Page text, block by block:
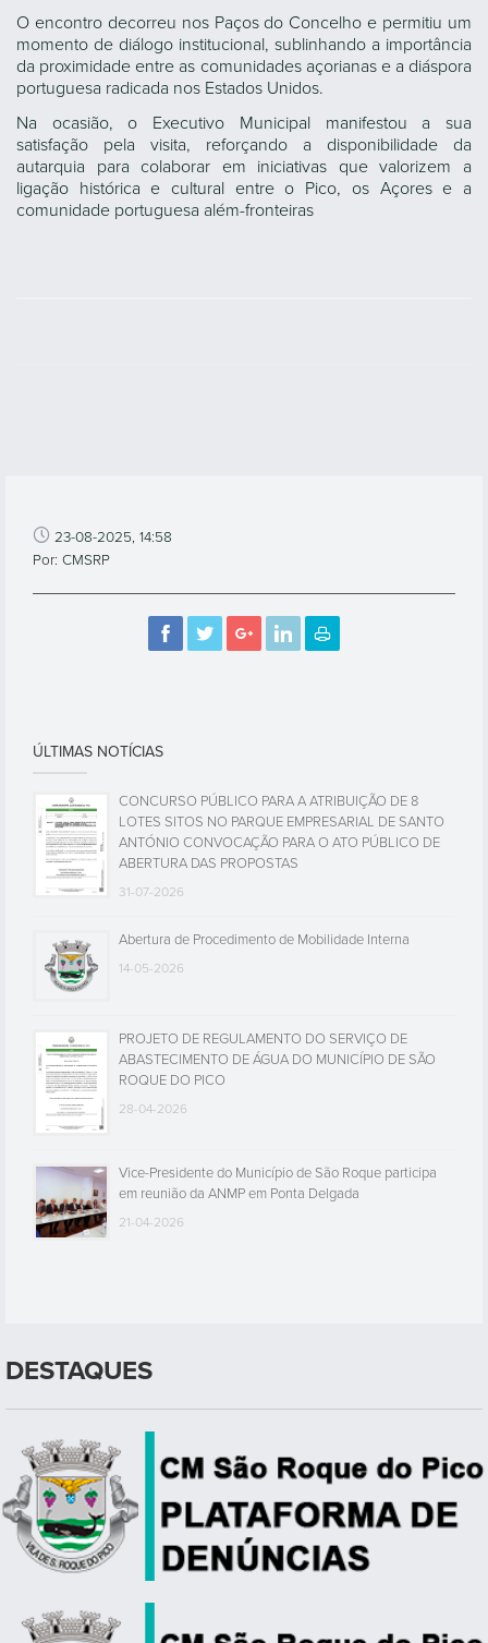
O encontro decorreu nos Paços do Concelho e permitiu um
momento de diálogo institucional, sublinhando a importância
da proximidade entre as comunidades açorianas e a diáspora
portuguesa radicada nos Estados Unidos.
Na ocasião, o Executivo Municipal manifestou a sua
satisfação pela visita, reforçando a disponibilidade da
autarquia para colaborar em iniciativas que valorizem a
ligação histórica e cultural entre o Pico, os Açores e a
comunidade portuguesa além-fronteiras
23-08-2025, 14:58
Por: CMSRP
ÚLTIMAS NOTÍCIAS
CONCURSO PÚBLICO PARA A ATRIBUIÇÃO DE 8
LOTES SITOS NO PARQUE EMPRESARIAL DE SANTO
ANTÓNIO CONVOCAÇÃO PARA O ATO PÚBLICO DE
ABERTURA DAS PROPOSTAS
31-07-2026
Abertura de Procedimento de Mobilidade Interna
14-05-2026
PROJETO DE REGULAMENTO DO SERVIÇO DE
ABASTECIMENTO DE ÁGUA DO MUNICÍPIO DE SÃO
ROQUE DO PICO
28-04-2026
Vice-Presidente do Município de São Roque participa
em reunião da ANMP em Ponta Delgada
21-04-2026
DESTAQUES